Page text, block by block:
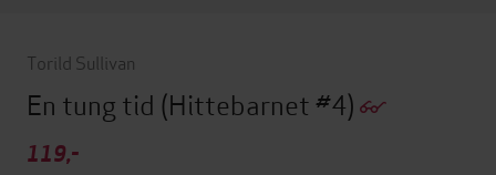
Torild Sullivan
En tung tid (Hittebarnet #4)
119,-